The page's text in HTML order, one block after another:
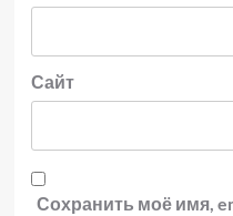
Сайт
Сохранить моё имя,